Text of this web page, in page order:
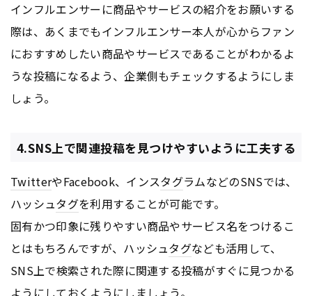
インフルエンサーに商品やサービスの紹介をお願いする
際は、あくまでもインフルエンサー本人が心からファン
におすすめしたい商品やサービスであることがわかるよ
うな投稿になるよう、企業側もチェックするようにしま
しょう。
4.SNS上で関連投稿を見つけやすいように工夫する
TwitterやFacebook、インスタグラムなどのSNSでは、
ハッシュタグを利用することが可能です。
固有かつ印象に残りやすい商品やサービス名をつけるこ
とはもちろんですが、ハッシュタグなども活用して、
SNS上で検索された際に関連する投稿がすぐに見つかる
ようにしておくようにしましょう。